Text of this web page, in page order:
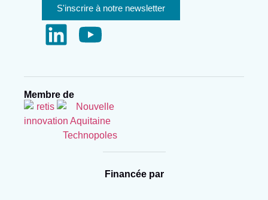
S'inscrire à notre newsletter
Membre de
Financée par